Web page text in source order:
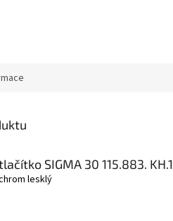
SIGMA 30 115.883. KH.1
lesklý